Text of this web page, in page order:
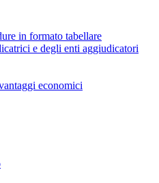
in formato tabellare
e degli enti aggiudicatori
economici